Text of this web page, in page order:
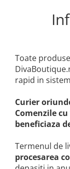
Bratari de glezna
Seturi
Toate
rapid in
Curier
Comenzile
beneficiaza
Termenul de
procesarea